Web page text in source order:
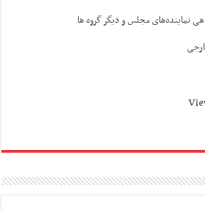
نماینده‌های مجلس و دیگر گروه ها